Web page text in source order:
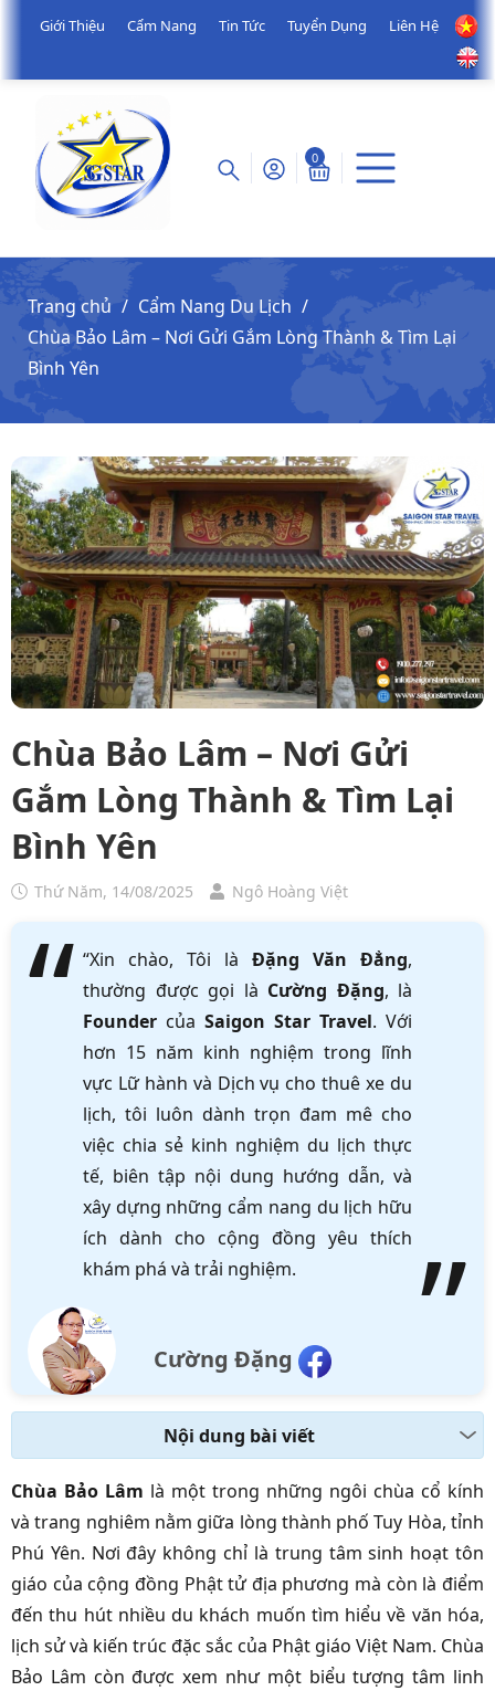
Giới Thiệu Cẩm Nang Tin Tức Tuyển Dụng Liên Hệ
0
Trang chủ
Cẩm Nang Du Lịch
Chùa Bảo Lâm – Nơi Gửi Gắm Lòng Thành & Tìm Lại
Bình Yên
Chùa Bảo Lâm – Nơi Gửi
Gắm Lòng Thành & Tìm Lại
Bình Yên
Thứ Năm, 14/08/2025 Ngô Hoàng Việt
“Xin chào, Tôi là Đặng Văn Đẳng,
thường được gọi là Cường Đặng, là
Founder của Saigon Star Travel. Với
hơn 15 năm kinh nghiệm trong lĩnh
vực Lữ hành và Dịch vụ cho thuê xe du
lịch, tôi luôn dành trọn đam mê cho
việc chia sẻ kinh nghiệm du lịch thực
tế, biên tập nội dung hướng dẫn, và
xây dựng những cẩm nang du lịch hữu
ích dành cho cộng đồng yêu thích
khám phá và trải nghiệm.
Cường Đặng
Nội dung bài viết
Chùa Bảo Lâm là một trong những ngôi chùa cổ kính
và trang nghiêm nằm giữa lòng thành phố Tuy Hòa, tỉnh
Phú Yên. Nơi đây không chỉ là trung tâm sinh hoạt tôn
giáo của cộng đồng Phật tử địa phương mà còn là điểm
đến thu hút nhiều du khách muốn tìm hiểu về văn hóa,
lịch sử và kiến trúc đặc sắc của Phật giáo Việt Nam. Chùa
Bảo Lâm còn được xem như một biểu tượng tâm linh